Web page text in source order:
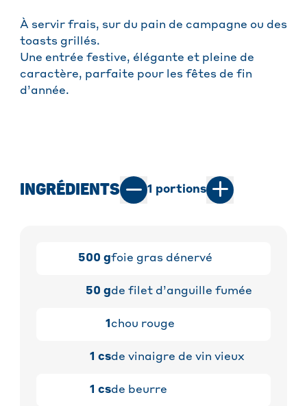
À servir frais, sur du pain de campagne ou des
toasts grillés.
Une entrée festive, élégante et pleine de
caractère, parfaite pour les fêtes de fin
d’année.
INGRÉDIENTS 1 portions
500 gfoie gras dénervé
50 gde filet d’anguille fumée
1 chou rouge
1 csde vinaigre de vin vieux
1 csde beurre